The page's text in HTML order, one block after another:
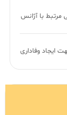
مرتبط با آژانس
ایجاد وفاداری